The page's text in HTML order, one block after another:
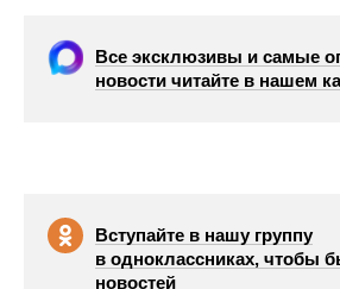
Все эксклюзивы и самые
новости читайте в нашем
Вступайте в нашу группу
в одноклассниках, чтобы
новостей